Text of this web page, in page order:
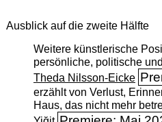
Ausblick auf die zweite Hälfte
Weitere künstlerische
persönliche, politische
Theda Nilsson-Eicke
erzählt von Verlust,
Haus, das nicht mehr